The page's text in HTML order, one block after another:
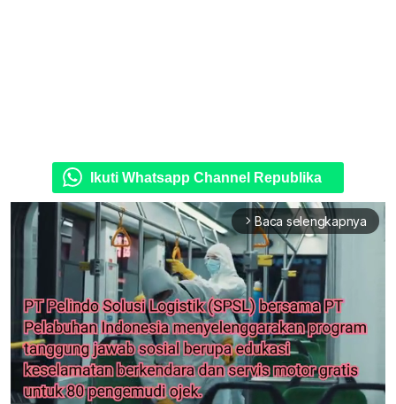
Ikuti Whatsapp Channel Republika
arrow_forward_ios Baca selengkapnya